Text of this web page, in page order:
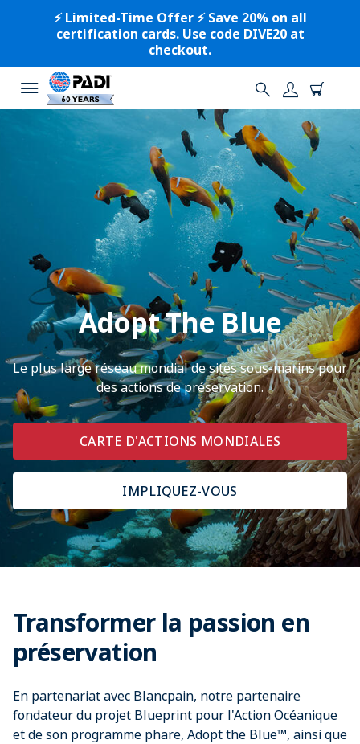
⚡️ Limited-Time Offer ⚡️ Save 20% on all
certification cards. Use code DIVE20 at
checkout.
Adopt The Blue
Le plus large réseau mondial de sites sous-marins pour
des actions de préservation.​
CARTE D'ACTIONS MONDIALES
IMPLIQUEZ-VOUS
Transformer la passion en
préservation
En partenariat avec Blancpain, notre partenaire
fondateur du projet Blueprint pour l'Action Océanique
et de son programme phare, Adopt the Blue™, ainsi que